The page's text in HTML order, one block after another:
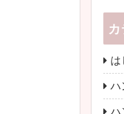
は
ハ